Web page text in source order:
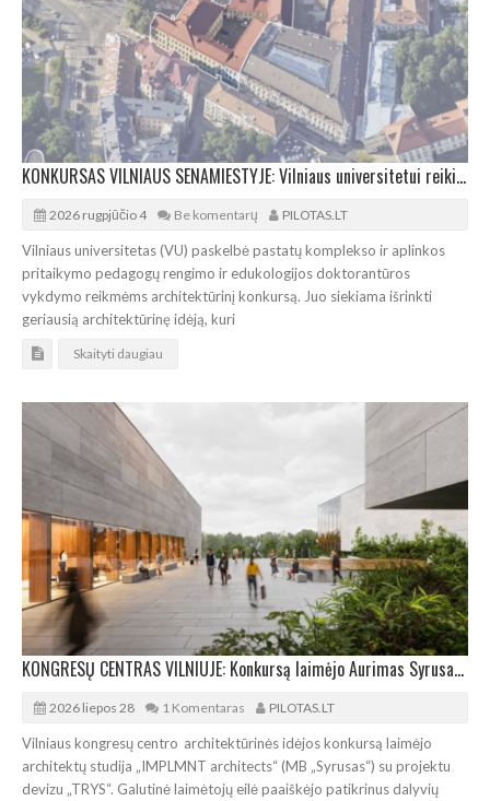
KONKURSAS VILNIAUS SENAMIESTYJE: Vilniaus universitetui reikia pedagogų rengimo centro
2026 rugpjūčio 4 Be komentarų PILOTAS.LT
Vilniaus universitetas (VU) paskelbė pastatų komplekso ir aplinkos
pritaikymo pedagogų rengimo ir edukologijos doktorantūros
vykdymo reikmėms architektūrinį konkursą. Juo siekiama išrinkti
geriausią architektūrinę idėją, kuri
Skaityti daugiau
KONGRESŲ CENTRAS VILNIUJE: Konkursą laimėjo Aurimas Syrusas su „IMPLMNT architects“
2026 liepos 28 1 Komentaras PILOTAS.LT
Vilniaus kongresų centro architektūrinės idėjos konkursą laimėjo
architektų studija „IMPLMNT architects“ (MB „Syrusas“) su projektu
devizu „TRYS“. Galutinė laimėtojų eilė paaiškėjo patikrinus dalyvių